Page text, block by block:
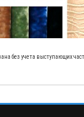
без учета выступающих